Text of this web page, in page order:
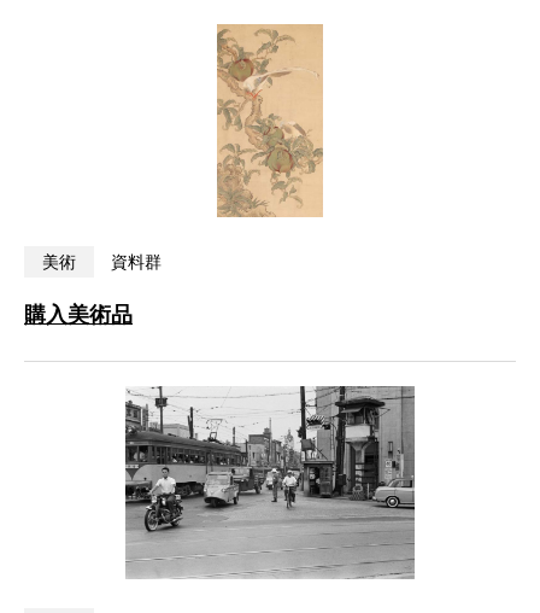
美術 資料群
購入美術品